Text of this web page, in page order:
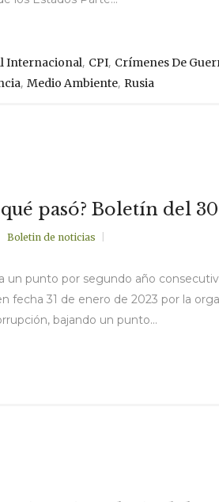
Internacional, CPI, Crímenes De
, Medio Ambiente, Rusia
qué pasó? Boletín del
Boletin de noticias
un punto por segundo año
fecha 31 de enero de 2023 por la
bajando un punto...